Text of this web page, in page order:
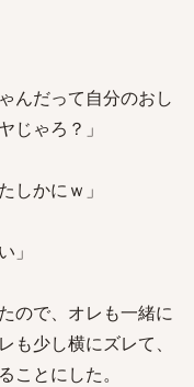
んだって自分のおし
じゃろ？」
しかにｗ」
」
ので、オレも一緒に
も少し横にズレて、
ことにした。